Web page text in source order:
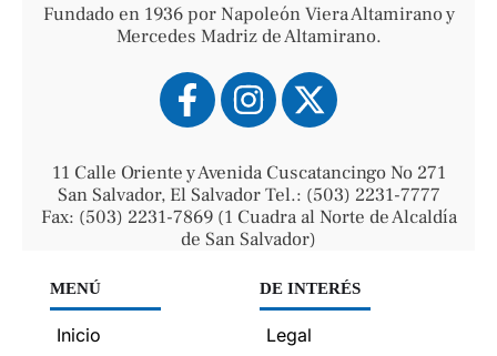
Fundado en 1936 por Napoleón Viera Altamirano y
Mercedes Madriz de Altamirano.
11 Calle Oriente y Avenida Cuscatancingo No 271
San Salvador, El Salvador Tel.: (503) 2231-7777
Fax: (503) 2231-7869 (1 Cuadra al Norte de Alcaldía
de San Salvador)
MENÚ
Inicio
DE INTERÉS
Legal